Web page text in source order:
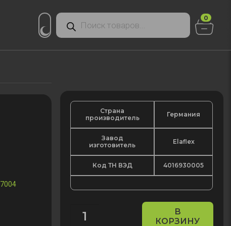
Поиск
товаров
0
7004
Страна
производитель
Германия
Завод
изготовитель
Elaflex
Код ТН ВЭД 4016930005
Количество
В
КОРЗИНУ